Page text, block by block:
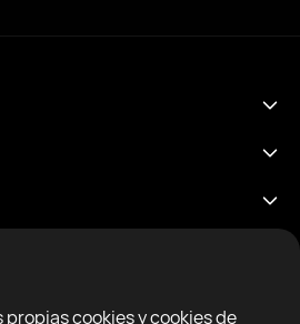
cookies y cookies de